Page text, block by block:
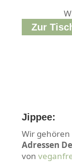
Zur
Jippee:
Wir gehören
Adressen
von